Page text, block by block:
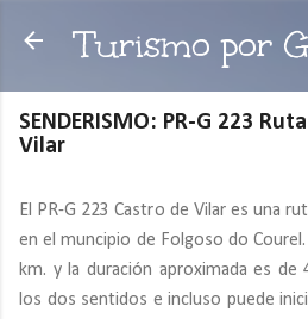
Ir al contenido
Turismo por
SENDERISMO: PR-G 223
Vilar
El PR-G 223 Castro de Vilar es una
en el muncipio de Folgoso do
km. y la duración aproximada es de
los dos sentidos e incluso puede